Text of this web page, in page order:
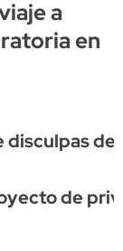
a
en
de